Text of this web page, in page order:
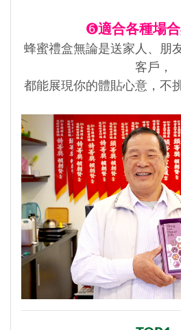
➏適合各種場
蜂蜜禮盒無論是送家人、朋
客戶，
都能展現你的體貼心意，不